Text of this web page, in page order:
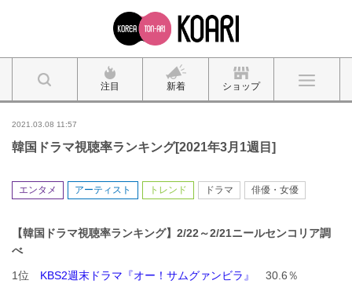
注目 新着 ショップ
2021.03.08 11:57
韓国ドラマ視聴率ランキング[2021年3月1週目]
エンタメ アーティスト トレンド ドラマ 俳優・女優
【韓国ドラマ視聴率ランキング】2/22～2/21ニールセンコリア調
べ
1位 KBS2週末ドラマ『オー！サムグァンビラ』
30.6％